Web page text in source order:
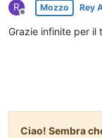
R
Non in linea
Mozzo Rey
Grazie infinite per il
Ciao! Sembra